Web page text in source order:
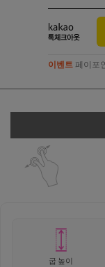
이벤트 페이포
이벤트페이포
굽 높이